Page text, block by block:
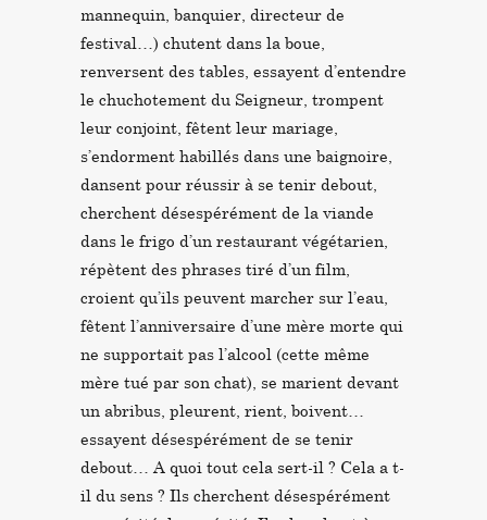
mannequin, banquier, directeur de
festival…) chutent dans la boue,
renversent des tables, essayent d’entendre
le chuchotement du Seigneur, trompent
leur conjoint, fêtent leur mariage,
s’endorment habillés dans une baignoire,
dansent pour réussir à se tenir debout,
cherchent désespérément de la viande
dans le frigo d’un restaurant végétarien,
répètent des phrases tiré d’un film,
croient qu’ils peuvent marcher sur l’eau,
fêtent l’anniversaire d’une mère morte qui
ne supportait pas l’alcool (cette même
mère tué par son chat), se marient devant
un abribus, pleurent, rient, boivent…
essayent désespérément de se tenir
debout… A quoi tout cela sert-il ? Cela a t-
il du sens ? Ils cherchent désespérément